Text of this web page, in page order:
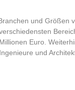
und Größen
Euro.
und